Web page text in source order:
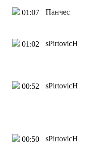
01:07 Панчес
01:02 sPirtovicH
00:52 sPirtovicH
00:50 sPirtovicH